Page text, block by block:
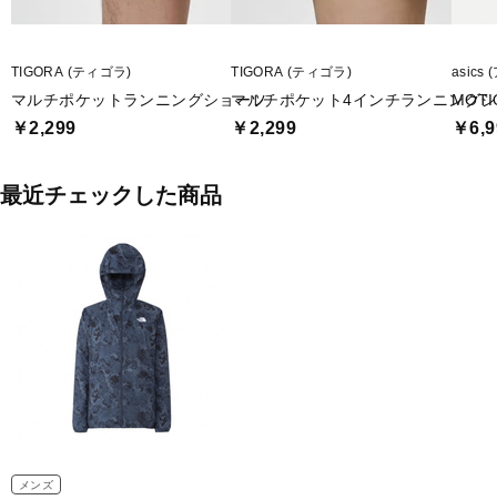
TIGORA (ティゴラ)
マルチポケットランニングショーツ
￥2,299
TIGORA (ティゴラ)
マルチポケット4インチランニング
￥2,299
asics (
￥
最近チェックした商品
メンズ